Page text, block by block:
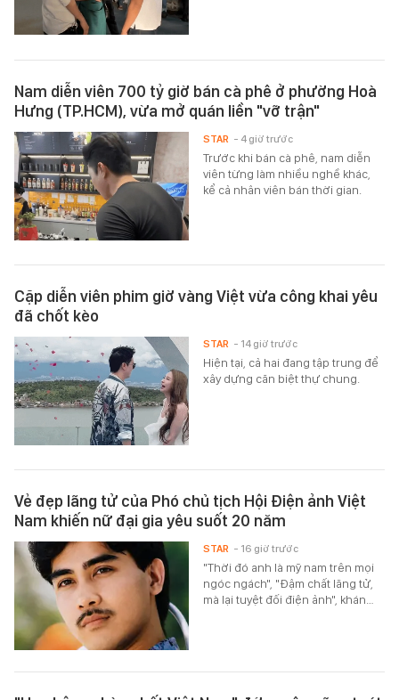
Nam diễn viên 700 tỷ giờ bán cà phê ở phường Hoà
Hưng (TP.HCM), vừa mở quán liền "vỡ trận"
Trước khi bán cà phê, nam diễn
viên từng làm nhiều nghề khác,
kể cả nhân viên bán thời gian.
STAR - 4 giờ trước
Cặp diễn viên phim giờ vàng Việt vừa công khai yêu
đã chốt kèo
Hiện tại, cả hai đang tập trung để
xây dựng căn biệt thự chung.
STAR - 14 giờ trước
Vẻ đẹp lãng tử của Phó chủ tịch Hội Điện ảnh Việt
Nam khiến nữ đại gia yêu suốt 20 năm
"Thời đó anh là mỹ nam trên mọi
ngóc ngách", "Đậm chất lãng tử,
mà lại tuyệt đối điện ảnh", khán…
STAR - 16 giờ trước